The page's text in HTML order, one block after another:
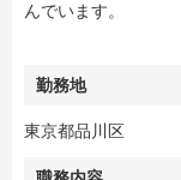
んでいます。
勤務地
東京都品川区